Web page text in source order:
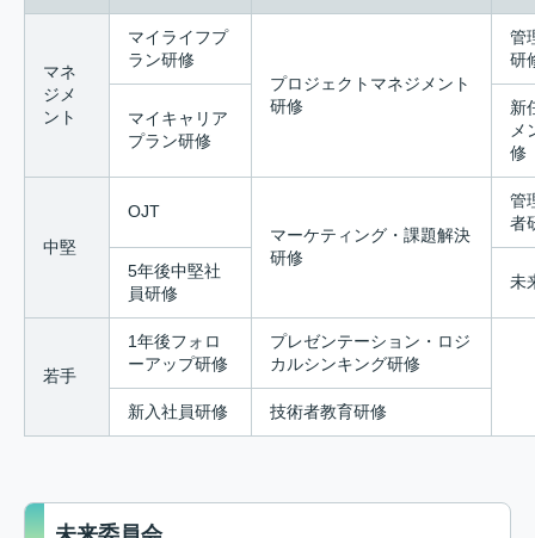
マネ
ジメ
ント
マイライフプ
ラン研修
プロジェクト マネジメント
研修
管
研
マイキャリア
プラン研修
新
メ
修
中堅
OJT
マーケティング・ 課題解決
研修
管
者
5年後中堅社
員研修
未
若手
1年後フォロ
ーアップ研修
プレゼンテーション・ ロジ
カルシンキング研修
新入社員研修 技術者教育研修